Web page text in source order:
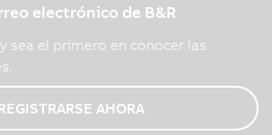
electrónico de B&R
sea el primero en conocer las
AHORA